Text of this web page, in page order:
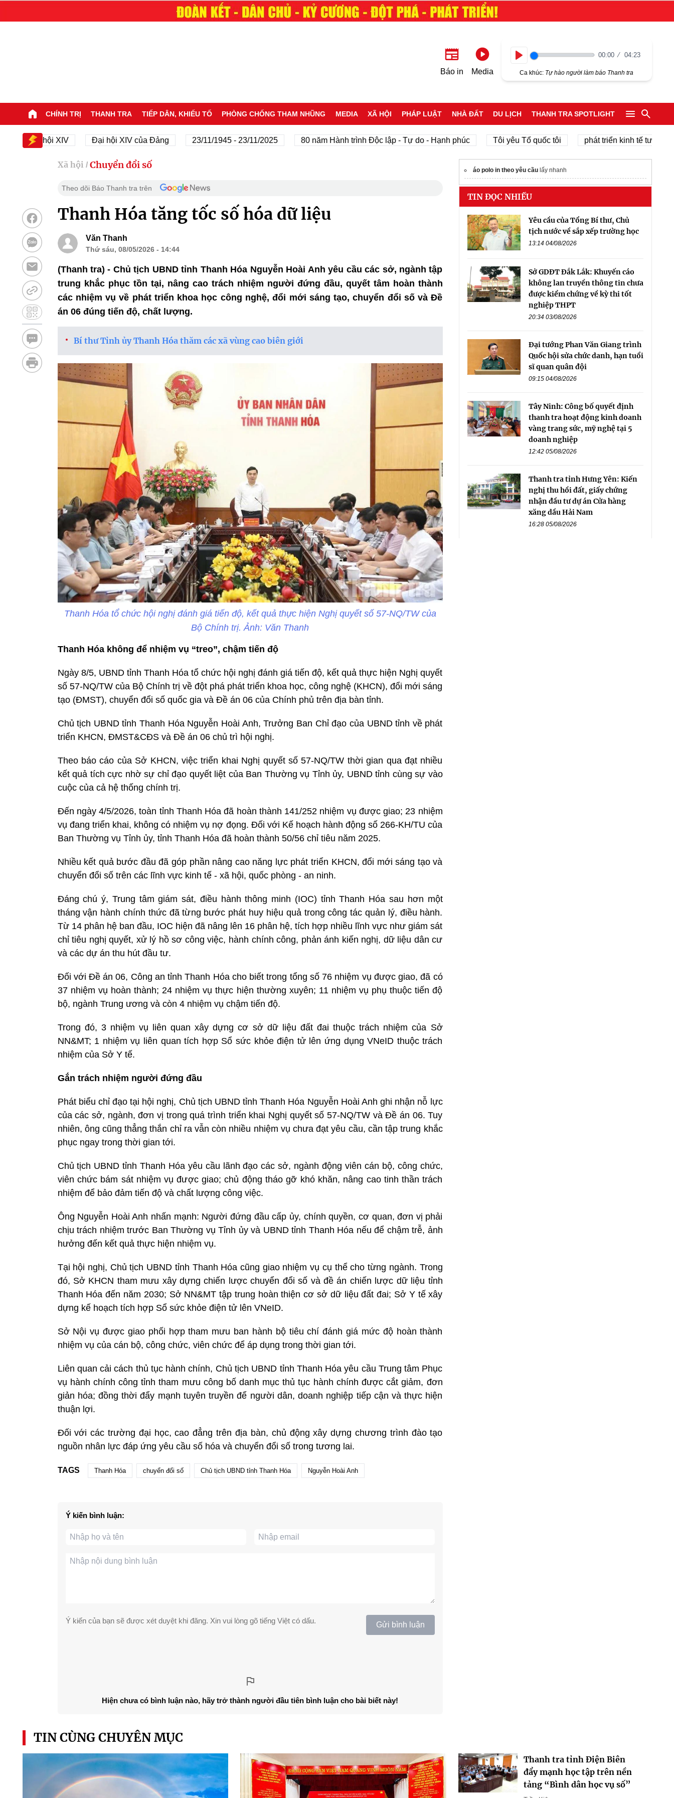
Báo in Media
00:00 04:23
Ca khúc: Tự hào người làm báo Thanh tra
CHÍNH TRỊ THANH TRA TIẾP DÂN, KHIẾU TỐ PHÒNG CHỐNG THAM NHŨNG MEDIA XÃ HỘI PHÁP LUẬT NHÀ ĐẤT DU LỊCH THANH TRA SPOTLIGHT
Đại hội XIV Đại hội XIV của Đảng 23/11/1945 - 23/11/2025 80 năm Hành trình Độc lập - Tự do - Hạnh phúc Tôi yêu Tổ quốc tôi phát triển kinh tế tư nhân
Xã hội / Chuyển đổi số
Theo dõi Báo Thanh tra trên
Thanh Hóa tăng tốc số hóa dữ liệu
Văn Thanh
Thứ sáu, 08/05/2026 - 14:44
(Thanh tra) - Chủ tịch UBND tỉnh Thanh Hóa Nguyễn Hoài Anh yêu cầu các sở, ngành tập
trung khắc phục tồn tại, nâng cao trách nhiệm người đứng đầu, quyết tâm hoàn thành
các nhiệm vụ về phát triển khoa học công nghệ, đổi mới sáng tạo, chuyển đổi số và Đề
án 06 đúng tiến độ, chất lượng.
Bí thư Tỉnh ủy Thanh Hóa thăm các xã vùng cao biên giới
Thanh Hóa tổ chức hội nghị đánh giá tiến độ, kết quả thực hiện Nghị quyết số 57-NQ/TW của
Bộ Chính trị. Ảnh: Văn Thanh
Thanh Hóa không để nhiệm vụ “treo”, chậm tiến độ
Ngày 8/5, UBND tỉnh Thanh Hóa tổ chức hội nghị đánh giá tiến độ, kết quả thực hiện Nghị quyết
số 57-NQ/TW của Bộ Chính trị về đột phá phát triển khoa học, công nghệ (KHCN), đổi mới sáng
tạo (ĐMST), chuyển đổi số quốc gia và Đề án 06 của Chính phủ trên địa bàn tỉnh.
Chủ tịch UBND tỉnh Thanh Hóa Nguyễn Hoài Anh, Trưởng Ban Chỉ đạo của UBND tỉnh về phát
triển KHCN, ĐMST&CĐS và Đề án 06 chủ trì hội nghị.
Theo báo cáo của Sở KHCN, việc triển khai Nghị quyết số 57-NQ/TW thời gian qua đạt nhiều
kết quả tích cực nhờ sự chỉ đạo quyết liệt của Ban Thường vụ Tỉnh ủy, UBND tỉnh cùng sự vào
cuộc của cả hệ thống chính trị.
Đến ngày 4/5/2026, toàn tỉnh Thanh Hóa đã hoàn thành 141/252 nhiệm vụ được giao; 23 nhiệm
vụ đang triển khai, không có nhiệm vụ nợ đọng. Đối với Kế hoạch hành động số 266-KH/TU của
Ban Thường vụ Tỉnh ủy, tỉnh Thanh Hóa đã hoàn thành 50/56 chỉ tiêu năm 2025.
Nhiều kết quả bước đầu đã góp phần nâng cao năng lực phát triển KHCN, đổi mới sáng tạo và
chuyển đổi số trên các lĩnh vực kinh tế - xã hội, quốc phòng - an ninh.
Đáng chú ý, Trung tâm giám sát, điều hành thông minh (IOC) tỉnh Thanh Hóa sau hơn một
tháng vận hành chính thức đã từng bước phát huy hiệu quả trong công tác quản lý, điều hành.
Từ 14 phân hệ ban đầu, IOC hiện đã nâng lên 16 phân hệ, tích hợp nhiều lĩnh vực như giám sát
chỉ tiêu nghị quyết, xử lý hồ sơ công việc, hành chính công, phản ánh kiến nghị, dữ liệu dân cư
và các dự án thu hút đầu tư.
Đối với Đề án 06, Công an tỉnh Thanh Hóa cho biết trong tổng số 76 nhiệm vụ được giao, đã có
37 nhiệm vụ hoàn thành; 24 nhiệm vụ thực hiện thường xuyên; 11 nhiệm vụ phụ thuộc tiến độ
bộ, ngành Trung ương và còn 4 nhiệm vụ chậm tiến độ.
Trong đó, 3 nhiệm vụ liên quan xây dựng cơ sở dữ liệu đất đai thuộc trách nhiệm của Sở
NN&MT; 1 nhiệm vụ liên quan tích hợp Sổ sức khỏe điện tử lên ứng dụng VNeID thuộc trách
nhiệm của Sở Y tế.
Gắn trách nhiệm người đứng đầu
Phát biểu chỉ đạo tại hội nghị, Chủ tịch UBND tỉnh Thanh Hóa Nguyễn Hoài Anh ghi nhận nỗ lực
của các sở, ngành, đơn vị trong quá trình triển khai Nghị quyết số 57-NQ/TW và Đề án 06. Tuy
nhiên, ông cũng thẳng thắn chỉ ra vẫn còn nhiều nhiệm vụ chưa đạt yêu cầu, cần tập trung khắc
phục ngay trong thời gian tới.
Chủ tịch UBND tỉnh Thanh Hóa yêu cầu lãnh đạo các sở, ngành động viên cán bộ, công chức,
viên chức bám sát nhiệm vụ được giao; chủ động tháo gỡ khó khăn, nâng cao tinh thần trách
nhiệm để bảo đảm tiến độ và chất lượng công việc.
Ông Nguyễn Hoài Anh nhấn mạnh: Người đứng đầu cấp ủy, chính quyền, cơ quan, đơn vị phải
chịu trách nhiệm trước Ban Thường vụ Tỉnh ủy và UBND tỉnh Thanh Hóa nếu để chậm trễ, ảnh
hưởng đến kết quả thực hiện nhiệm vụ.
Tại hội nghị, Chủ tịch UBND tỉnh Thanh Hóa cũng giao nhiệm vụ cụ thể cho từng ngành. Trong
đó, Sở KHCN tham mưu xây dựng chiến lược chuyển đổi số và đề án chiến lược dữ liệu tỉnh
Thanh Hóa đến năm 2030; Sở NN&MT tập trung hoàn thiện cơ sở dữ liệu đất đai; Sở Y tế xây
dựng kế hoạch tích hợp Sổ sức khỏe điện tử lên VNeID.
Sở Nội vụ được giao phối hợp tham mưu ban hành bộ tiêu chí đánh giá mức độ hoàn thành
nhiệm vụ của cán bộ, công chức, viên chức để áp dụng trong thời gian tới.
Liên quan cải cách thủ tục hành chính, Chủ tịch UBND tỉnh Thanh Hóa yêu cầu Trung tâm Phục
vụ hành chính công tỉnh tham mưu công bố danh mục thủ tục hành chính được cắt giảm, đơn
giản hóa; đồng thời đẩy mạnh tuyên truyền để người dân, doanh nghiệp tiếp cận và thực hiện
thuận lợi.
Đối với các trường đại học, cao đẳng trên địa bàn, chủ động xây dựng chương trình đào tạo
nguồn nhân lực đáp ứng yêu cầu số hóa và chuyển đổi số trong tương lai.
TAGS Thanh Hóa chuyển đổi số Chủ tịch UBND tỉnh Thanh Hóa Nguyễn Hoài Anh
Ý kiến bình luận:
Ý kiến của bạn sẽ được xét duyệt khi đăng. Xin vui lòng gõ tiếng Việt có dấu. Gửi bình luận
Hiện chưa có bình luận nào, hãy trở thành người đầu tiên bình luận cho bài biết này!
áo polo in theo yêu cầulấy nhanh
TIN ĐỌC NHIỀU
Yêu cầu của Tổng Bí thư, Chủ
tịch nước về sắp xếp trường học
13:14 04/08/2026
Sở GDĐT Đắk Lắk: Khuyến cáo
không lan truyền thông tin chưa
được kiểm chứng về kỳ thi tốt
nghiệp THPT
20:34 03/08/2026
Đại tướng Phan Văn Giang trình
Quốc hội sửa chức danh, hạn tuổi
sĩ quan quân đội
09:15 04/08/2026
Tây Ninh: Công bố quyết định
thanh tra hoạt động kinh doanh
vàng trang sức, mỹ nghệ tại 5
doanh nghiệp
12:42 05/08/2026
Thanh tra tỉnh Hưng Yên: Kiến
nghị thu hồi đất, giấy chứng
nhận đầu tư dự án Cửa hàng
xăng dầu Hải Nam
16:28 05/08/2026
TIN CÙNG CHUYÊN MỤC
Thanh tra tỉnh Điện Biên
đẩy mạnh học tập trên nền
tảng “Bình dân học vụ số”